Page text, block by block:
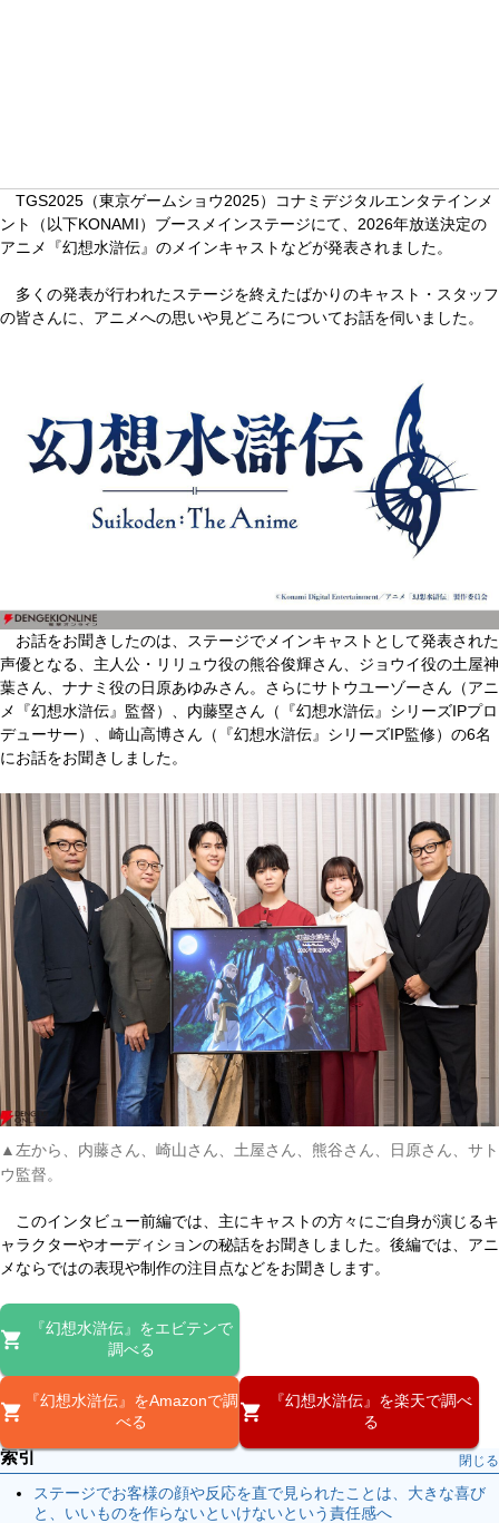
TGS2025（東京ゲームショウ2025）コナミデジタルエンタテインメ
ント（以下KONAMI）ブースメインステージにて、2026年放送決定の
アニメ『幻想水滸伝』のメインキャストなどが発表されました。
多くの発表が行われたステージを終えたばかりのキャスト・スタッフ
の皆さんに、アニメへの思いや見どころについてお話を伺いました。
お話をお聞きしたのは、ステージでメインキャストとして発表された
声優となる、主人公・リリュウ役の熊谷俊輝さん、ジョウイ役の土屋神
葉さん、ナナミ役の日原あゆみさん。さらにサトウユーゾーさん（アニ
メ『幻想水滸伝』監督）、内藤塁さん（『幻想水滸伝』シリーズIPプロ
デューサー）、崎山高博さん（『幻想水滸伝』シリーズIP監修）の6名
にお話をお聞きしました。
▲左から、内藤さん、崎山さん、土屋さん、熊谷さん、日原さん、サト
ウ監督。
このインタビュー前編では、主にキャストの方々にご自身が演じるキ
ャラクターやオーディションの秘話をお聞きしました。後編では、アニ
メならではの表現や制作の注目点などをお聞きします。
『幻想水滸伝』をエビテンで
調べる
『幻想水滸伝』をAmazonで調
べる
『幻想水滸伝』を楽天で調べ
る
索引 閉じる
ステージでお客様の顔や反応を直で見られたことは、大きな喜び
と、いいものを作らないといけないという責任感へ